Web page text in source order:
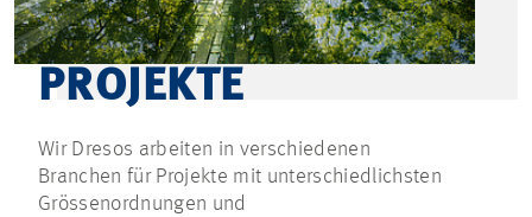
PROJEKTE
Wir Dresos arbeiten in verschiedenen
Branchen für Projekte mit unterschiedlichsten
Grössenordnungen und